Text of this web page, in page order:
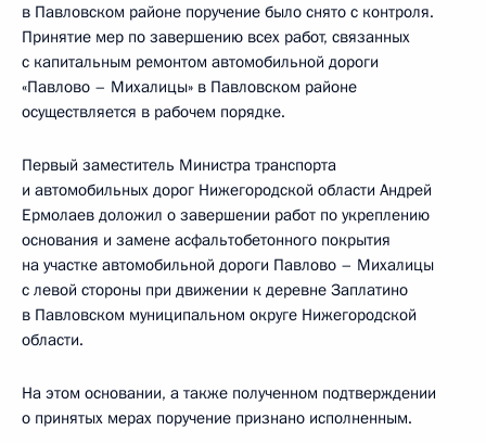
в Павловском районе поручение было снято с контроля.
Принятие мер по завершению всех работ, связанных
с капитальным ремонтом автомобильной дороги
«Павлово – Михалицы» в Павловском районе
осуществляется в рабочем порядке.
Первый заместитель Министра транспорта
и автомобильных дорог Нижегородской области Андрей
Ермолаев доложил о завершении работ по укреплению
основания и замене асфальтобетонного покрытия
на участке автомобильной дороги Павлово – Михалицы
с левой стороны при движении к деревне Заплатино
в Павловском муниципальном округе Нижегородской
области.
На этом основании, а также полученном подтверждении
о принятых мерах поручение признано исполненным.